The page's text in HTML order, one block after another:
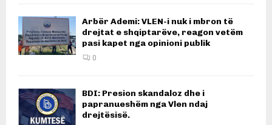
Arbër Ademi: VLEN-i nuk i mbron të
drejtat e shqiptarëve, reagon vetëm
pasi kapet nga opinioni publik
0
BDI: Presion skandaloz dhe i
papranueshëm nga Vlen ndaj
drejtësisë.